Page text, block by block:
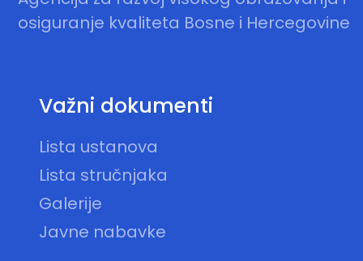
osiguranje kvaliteta Bosne i Hercegovine
Važni dokumenti
Lista ustanova
Lista stručnjaka
Galerije
Javne nabavke